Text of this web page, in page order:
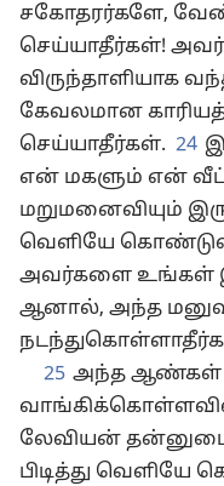
சகோதரர்களே,
செய்யாதீர்கள்! அவர்
விருந்தாளியாக
கேவலமான
செய்யாதீர்கள். 24
என் மகளும் என்
மறுமனைவியும்
வெளியே
அவர்களை உங்கள்
ஆனால், அந்த
25 அந்த ஆண்கள்
லேவியன்
பிடித்து வெளியே